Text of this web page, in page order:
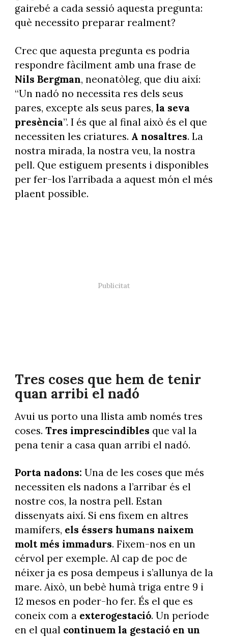
gairebé a cada sessió aquesta pregunta:
què necessito preparar realment?
Crec que aquesta pregunta es podria
respondre fàcilment amb una frase de
Nils Bergman, neonatòleg, que diu així:
“Un nadó no necessita res dels seus
pares, excepte als seus pares, la seva
presència”. I és que al final això és el que
necessiten les criatures. A nosaltres. La
nostra mirada, la nostra veu, la nostra
pell. Que estiguem presents i disponibles
per fer-los l’arribada a aquest món el més
plaent possible.
Tres coses que hem de tenir
quan arribi el nadó
Avui us porto una llista amb només tres
coses. Tres imprescindibles que val la
pena tenir a casa quan arribi el nadó.
Porta nadons: Una de les coses que més
necessiten els nadons a l’arribar és el
nostre cos, la nostra pell. Estan
dissenyats així. Si ens fixem en altres
mamífers, els éssers humans naixem
molt més immadurs. Fixem-nos en un
cérvol per exemple. Al cap de poc de
néixer ja es posa dempeus i s’allunya de la
mare. Això, un bebè humà triga entre 9 i
12 mesos en poder-ho fer. És el que es
coneix com a exterogestació. Un període
en el qual continuem la gestació en un